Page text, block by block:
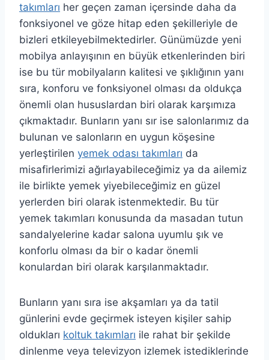
takımları her geçen zaman içersinde daha da
fonksiyonel ve göze hitap eden şekilleriyle de
bizleri etkileyebilmektedirler. Günümüzde yeni
mobilya anlayışının en büyük etkenlerinden biri
ise bu tür mobilyaların kalitesi ve şıklığının yanı
sıra, konforu ve fonksiyonel olması da oldukça
önemli olan hususlardan biri olarak karşımıza
çıkmaktadır. Bunların yanı sır ise salonlarımız da
bulunan ve salonların en uygun köşesine
yerleştirilen yemek odası takımları da
misafirlerimizi ağırlayabileceğimiz ya da ailemiz
ile birlikte yemek yiyebileceğimiz en güzel
yerlerden biri olarak istenmektedir. Bu tür
yemek takımları konusunda da masadan tutun
sandalyelerine kadar salona uyumlu şık ve
konforlu olması da bir o kadar önemli
konulardan biri olarak karşılanmaktadır.
Bunların yanı sıra ise akşamları ya da tatil
günlerini evde geçirmek isteyen kişiler sahip
oldukları koltuk takımları ile rahat bir şekilde
dinlenme veya televizyon izlemek istediklerinde